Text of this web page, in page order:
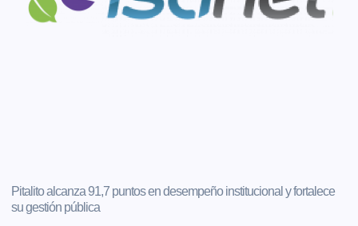
Pitalito alcanza 91,7 puntos en desempeño institucional y fortalece
su gestión pública